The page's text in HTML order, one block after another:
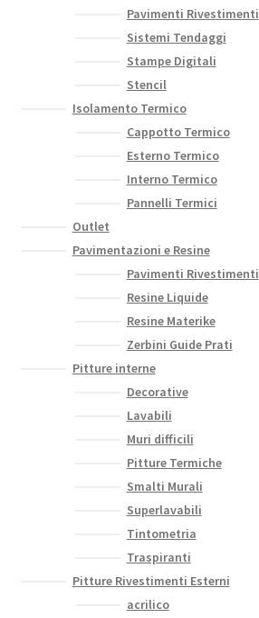
Pavimenti Rivestimenti
Sistemi Tendaggi
Stampe Digitali
Stencil
Isolamento Termico
Cappotto Termico
Esterno Termico
Interno Termico
Pannelli Termici
Outlet
Pavimentazioni e Resine
Pavimenti Rivestimenti
Resine Liquide
Resine Materike
Zerbini Guide Prati
Pitture interne
Decorative
Lavabili
Muri difficili
Pitture Termiche
Smalti Murali
Superlavabili
Tintometria
Traspiranti
Pitture Rivestimenti Esterni
acrilico